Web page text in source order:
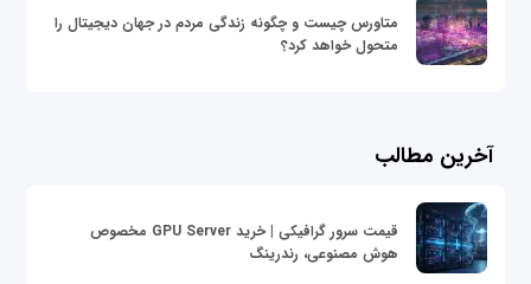
متاورس چیست و چگونه زندگی مردم در جهان دیجیتال را
متحول خواهد کرد؟
آخرین مطالب
قیمت سرور گرافیکی | خرید GPU Server مخصوص
هوش مصنوعی، رندرینگ